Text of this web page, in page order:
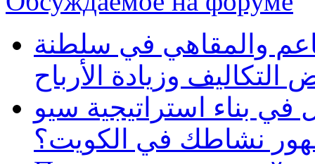
والمقاهي في سلطنة
وزيادة الأرباح
بناء استراتيجية سيو
نشاطك في الكويت؟